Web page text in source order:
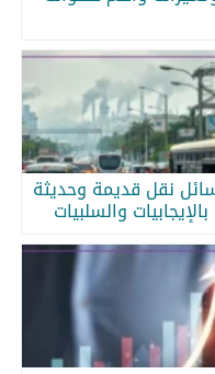
نقل قديمة وحديثة
بالإيجابيات والسلبيات